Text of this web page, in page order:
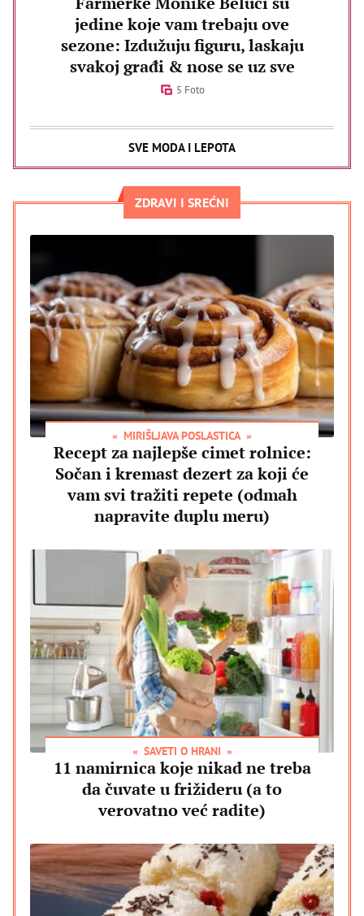
jedine koje vam trebaju ove
sezone: Izdužuju figuru, laskaju
svakoj građi & nose se uz sve
5 Foto
SVE MODA I LEPOTA
ZDRAVI I SREĆNI
MIRIŠLJAVA POSLASTICA
Recept za najlepše cimet rolnice:
Sočan i kremast dezert za koji će
vam svi tražiti repete (odmah
napravite duplu meru)
SAVETI O HRANI
11 namirnica koje nikad ne treba
da čuvate u frižideru (a to
verovatno već radite)